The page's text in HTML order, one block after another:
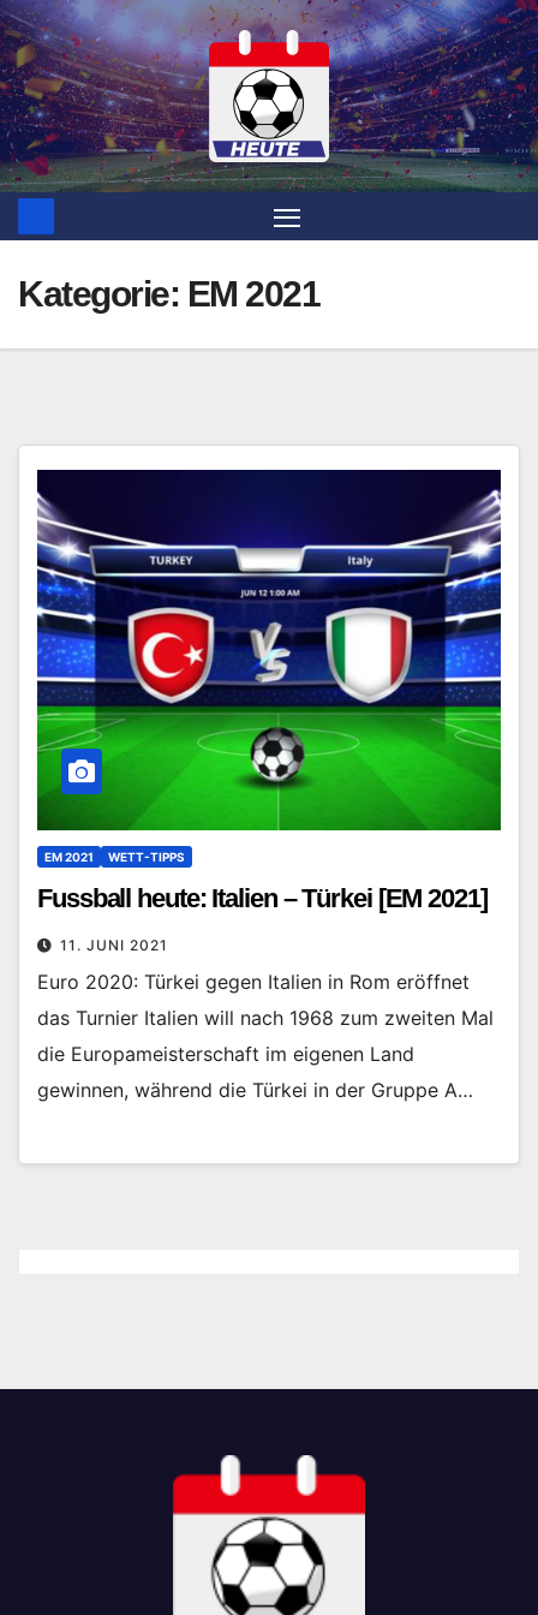
Zum
Inhalt
springen
Kategorie: EM 2021
EM 2021 WETT-TIPPS
Fussball heute: Italien – Türkei [EM 2021]
11. JUNI 2021
Euro 2020: Türkei gegen Italien in Rom eröffnet
das Turnier Italien will nach 1968 zum zweiten Mal
die Europameisterschaft im eigenen Land
gewinnen, während die Türkei in der Gruppe A…